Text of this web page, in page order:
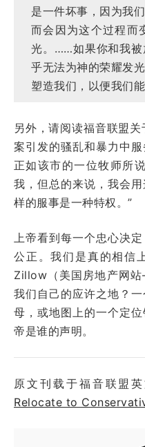
是一件坏事，因为我
而会因为这个过程而
光。……如果你和我被
乎无法为神的荣耀发
塑造我们，以便我们
另外，请阅读福音联盟
案引发的骚乱和暴力中
正如该市的一位牧师所
我，但总的来说，我会
样的服事是一种特权。”
上帝看到每一个忠心决
公正。我们是真的相信
Zillow（美国房地产网
我们自己的应许之地？
母，或地图上的一个定
帝是谁的声明。
原文刊载于福音联盟英
Relocate to